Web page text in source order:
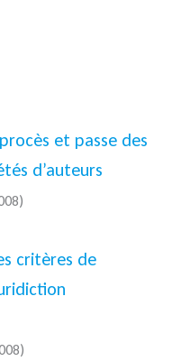
et passe des
d’auteurs
critères de